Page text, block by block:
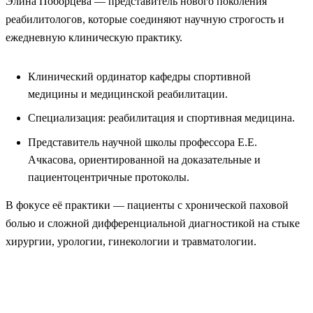
реабилитологов, которые соединяют научную строгость и
ежедневную клиническую практику.
Клинический ординатор кафедры спортивной
медицины и медицинской реабилитации.
Специализация: реабилитация и спортивная медицина.
Представитель научной школы профессора Е.Е.
Ачкасова, ориентированной на доказательные и
пациентоцентричные протоколы.
В фокусе её практики — пациенты с хронической паховой
болью и сложной дифференциальной диагностикой на стыке
хирургии, урологии, гинекологии и травматологии.